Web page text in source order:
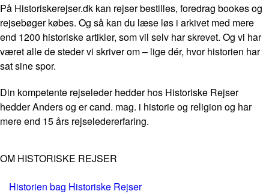
På Historiskerejser.dk kan rejser bestilles, foredrag bookes og
rejsebøger købes. Og så kan du læse løs i arkivet med mere
end 1200 historiske artikler, som vil selv har skrevet. Og vi har
været alle de steder vi skriver om – lige dér, hvor historien har
sat sine spor.
Din kompetente rejseleder hedder hos Historiske Rejser
hedder Anders og er cand. mag. i historie og religion og har
mere end 15 års rejseledererfaring.
OM HISTORISKE REJSER
Historien bag Historiske Rejser